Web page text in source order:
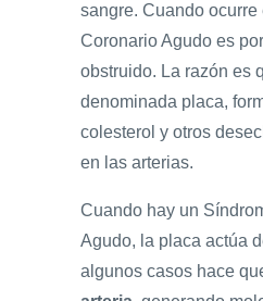
sangre. Cuando ocurre
Coronario Agudo es
obstruido. La razón es
denominada placa,
colesterol y otros
en las arterias.
Cuando hay un
Agudo, la placa actúa
algunos casos hace